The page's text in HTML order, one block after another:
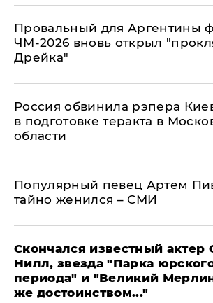
Провальный для Аргентины
ЧМ-2026 вновь открыл
Дрейка"
Россия обвинила рэпера
в подготовке теракта в
области
Популярный певец Артем
тайно женился – СМИ
Скончался известный актер
Нилл, звезда "Парка
периода" и "Великий
же достоинством..."